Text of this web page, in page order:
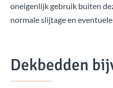
oneigenlijk gebruik buiten
normale slijtage en
Dekbedden